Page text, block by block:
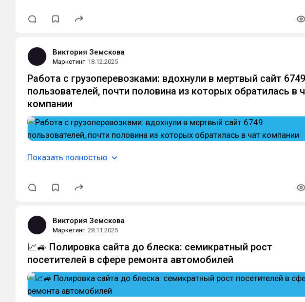
Виктория Земскова
Маркетинг 18.12.2025
Работа с грузоперевозками: вдохнули в мертвый сайт 6749
пользователей, почти половина из которых обратилась в
компании
Показать полностью
Виктория Земскова
Маркетинг 28.11.2025
📈🚙 Полировка сайта до блеска: семикратный рост
посетителей в сфере ремонта автомобилей